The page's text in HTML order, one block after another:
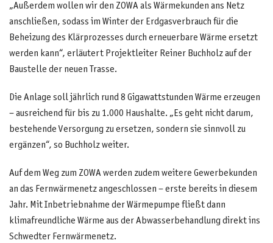
„Außerdem wollen wir den ZOWA als Wärmekunden ans Netz
anschließen, sodass im Winter der Erdgasverbrauch für die
Beheizung des Klärprozesses durch erneuerbare Wärme ersetzt
werden kann“, erläutert Projektleiter Reiner Buchholz auf der
Baustelle der neuen Trasse.
Die Anlage soll jährlich rund 8 Gigawattstunden Wärme erzeugen
– ausreichend für bis zu 1.000 Haushalte. „Es geht nicht darum,
bestehende Versorgung zu ersetzen, sondern sie sinnvoll zu
ergänzen“, so Buchholz weiter.
Auf dem Weg zum ZOWA werden zudem weitere Gewerbekunden
an das Fernwärmenetz angeschlossen – erste bereits in diesem
Jahr. Mit Inbetriebnahme der Wärmepumpe fließt dann
klimafreundliche Wärme aus der Abwasserbehandlung direkt ins
Schwedter Fernwärmenetz.